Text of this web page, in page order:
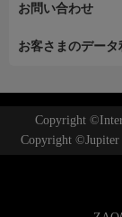
お問い合わせ
お客さまのデー
Copyright
Copyright ©Jupiter